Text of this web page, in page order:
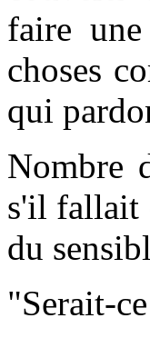
faire
choses
qui
Nombre
s'il fallait
du
"Serait-